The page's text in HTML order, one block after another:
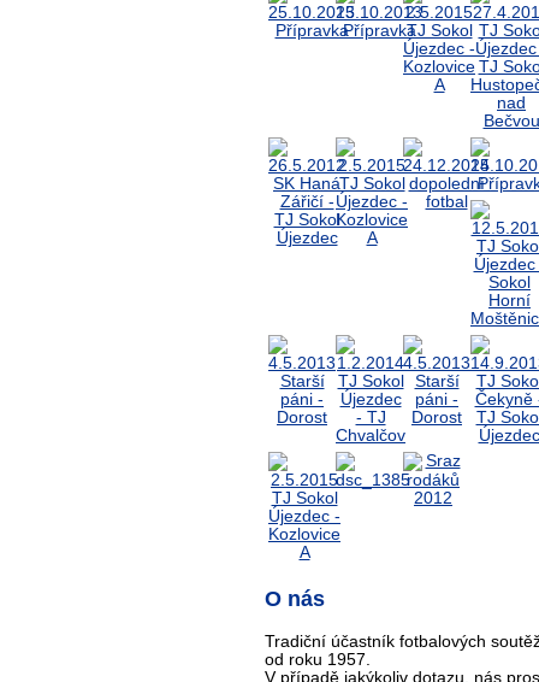
O nás
Tradiční účastník fotbalových
od roku 1957.
V případě jakýkoliv dotazu, nás